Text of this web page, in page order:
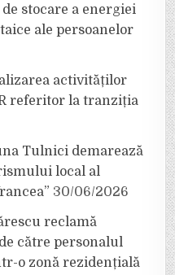
stocare a energiei
ale persoanelor
activităților
referitor la tranziția
Tulnici demarează
local al
30/06/2026
reclamă
către personalul
o zonă rezidențială